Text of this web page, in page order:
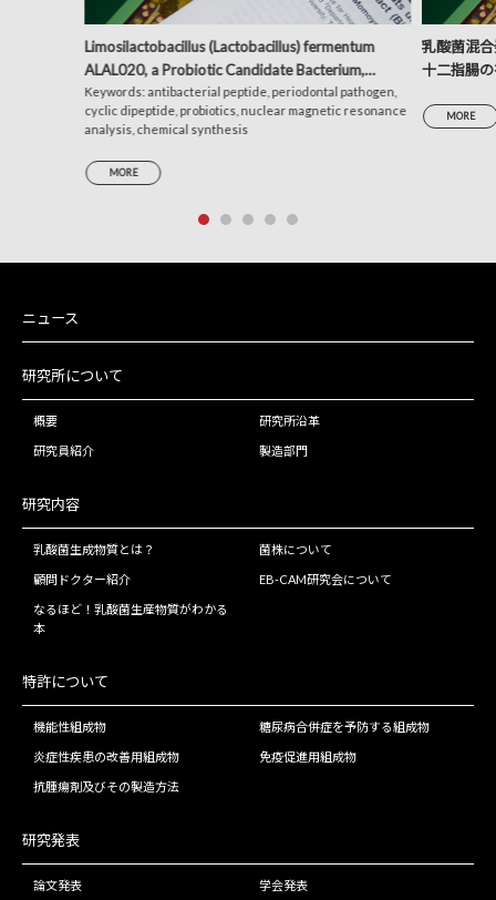
Limosilactobacillus (Lactobacillus) fermentum
ALAL020, a Probiotic Candidate Bacterium,
Produces a Cyclic Dipeptide That Suppresses the
Periodontal Pathogens Porphyromonas gingivalis
and Prevotella intermedia
Keywords: antibacterial peptide, periodontal pathogen,
cyclic dipeptide, probiotics, nuclear magnetic resonance
analysis, chemical synthesis
MORE
乳酸菌混
十二指腸
MORE
ニュース
研究所について
概要 研究所沿革
研究員紹介 製造部門
研究内容
乳酸菌生成物質とは？ 菌株について
顧問ドクター紹介 EB-CAM研究会について
なるほど！乳酸菌生産物質がわかる
本
特許について
機能性組成物 糖尿病合併症を予防する組成物
炎症性疾患の改善用組成物 免疫促進用組成物
抗腫瘍剤及びその製造方法
研究発表
論文発表 学会発表